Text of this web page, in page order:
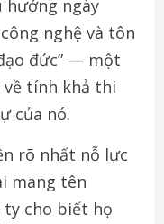
hướng ngày
nghệ và tôn
đức” — một
về tính khả thi
của nó.
rõ nhất nỗ lực
mang tên
ty cho biết họ